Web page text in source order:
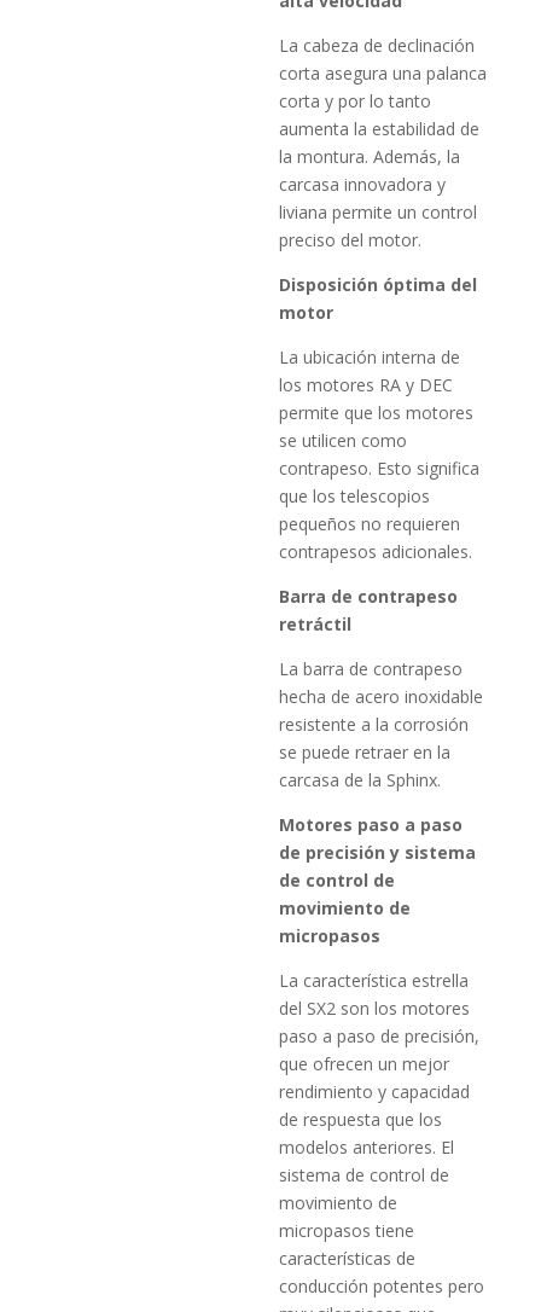
La cabeza de declinación
corta asegura una palanca
corta y por lo tanto
aumenta la estabilidad de
la montura. Además, la
carcasa innovadora y
liviana permite un control
preciso del motor.
Disposición óptima del
motor
La ubicación interna de
los motores RA y DEC
permite que los motores
se utilicen como
contrapeso. Esto significa
que los telescopios
pequeños no requieren
contrapesos adicionales.
Barra de contrapeso
retráctil
La barra de contrapeso
hecha de acero inoxidable
resistente a la corrosión
se puede retraer en la
carcasa de la Sphinx.
Motores paso a paso
de precisión y sistema
de control de
movimiento de
micropasos
La característica estrella
del SX2 son los motores
paso a paso de precisión,
que ofrecen un mejor
rendimiento y capacidad
de respuesta que los
modelos anteriores. El
sistema de control de
movimiento de
micropasos tiene
características de
conducción potentes pero